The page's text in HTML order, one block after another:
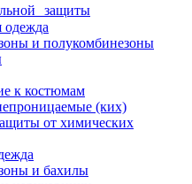
защиты
одежда
и полукомбинезоны
к костюмам
(ких)
от химических
и бахилы